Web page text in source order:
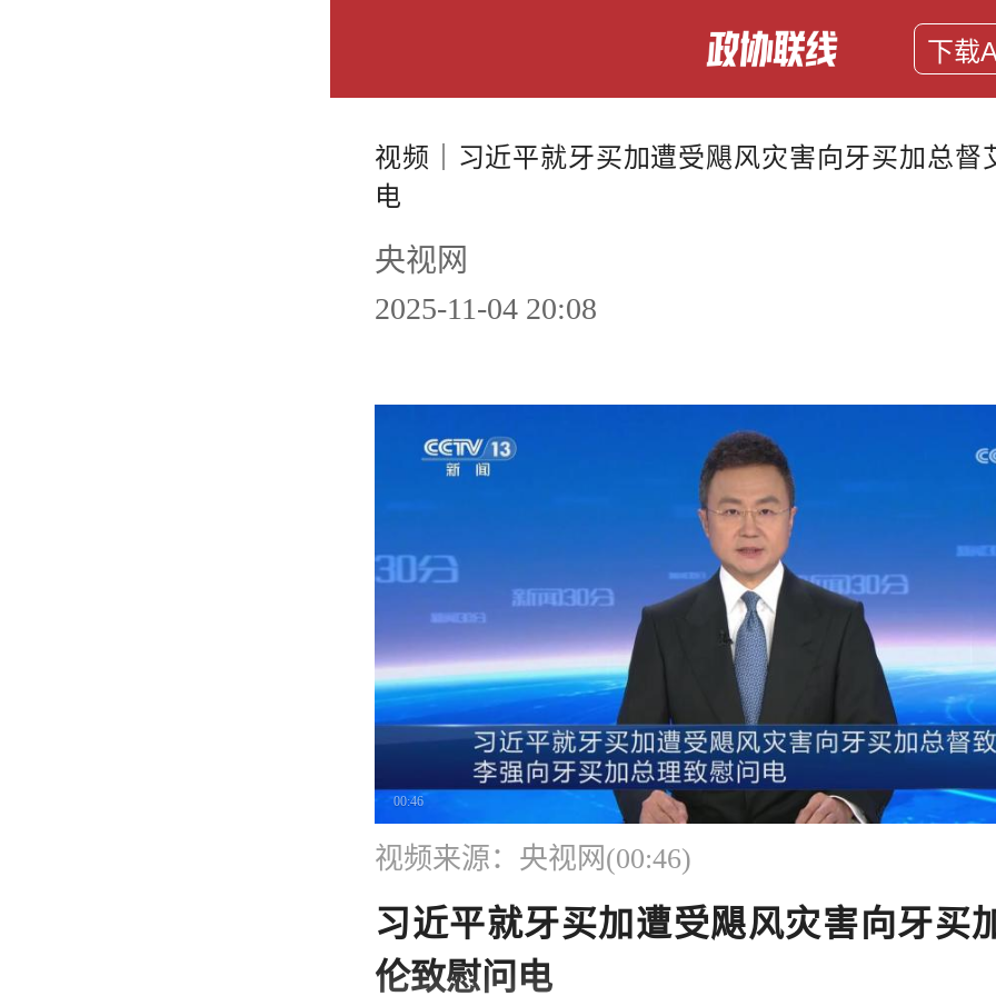
下载
视频｜习近平就牙买加遭受飓风灾害向牙买加总督
电
央视网
2025-11-04 20:08
00:46
视频来源：央视网(00:46)
习近平就牙买加遭受飓风灾害向牙买
伦致慰问电